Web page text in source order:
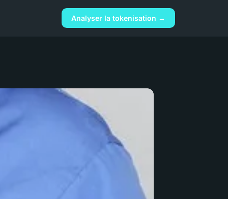
Analyser la tokenisation →